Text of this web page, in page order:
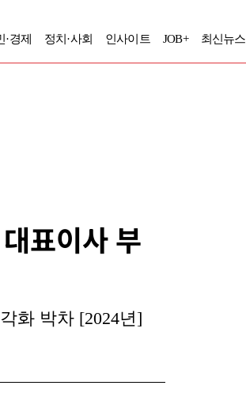
·경제 정치·사회 인사이트 JOB+ 최신뉴스
표이사 부
화 박차 [2024년]